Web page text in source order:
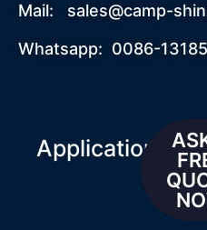
Mail: sales@camp-
Whatsapp: 0086-
Applications